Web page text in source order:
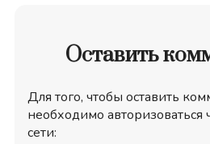
Оставить
Для того, чтобы оставить
необходимо авторизоваться
сети: